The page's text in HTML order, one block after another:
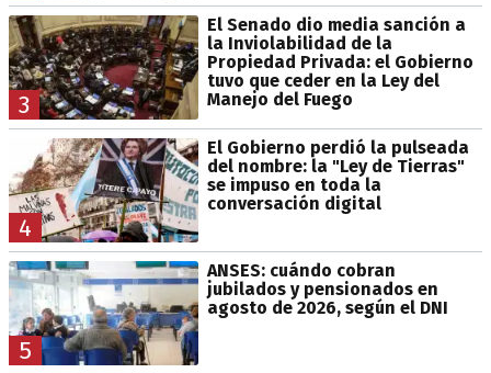
3
El Senado dio media sanción a
la Inviolabilidad de la
Propiedad Privada: el Gobierno
tuvo que ceder en la Ley del
Manejo del Fuego
4
El Gobierno perdió la pulseada
del nombre: la "Ley de Tierras"
se impuso en toda la
conversación digital
5
ANSES: cuándo cobran
jubilados y pensionados en
agosto de 2026, según el DNI